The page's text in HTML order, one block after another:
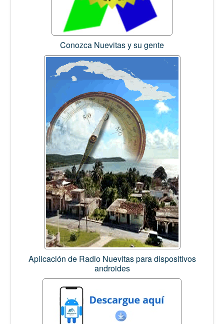
Conozca Nuevitas y su gente
Aplicación de Radio Nuevitas para dispositivos
androides